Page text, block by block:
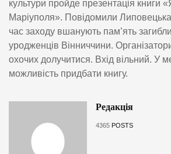
культури пройде презентація книги
Маріуполя». Повідомили
час заходу вшанують пам’ять
уродженців Вінниччини.
охочих долучитися. Вхід вільний. У
можливість придбати книгу.
Редакція
4365 POSTS